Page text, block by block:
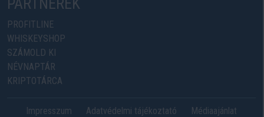
PARTNEREK
PROFITLINE
WHISKEYSHOP
SZÁMOLD KI
NÉVNAPTÁR
KRIPTOTÁRCA
Impresszum Adatvédelmi tájékoztató Médiaajánlat